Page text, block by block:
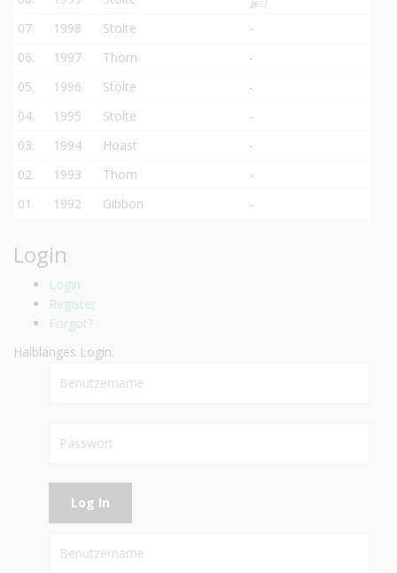
07.
1998 Stolte
-
06.
1997 Thom
-
05.
1996 Stolte
-
04.
1995 Stolte
-
03.
1994 Hoast
-
02.
1993 Thom
-
01.
1992 Gibbon -
Login
Login
Register
Forgot?
Halblanges Login.